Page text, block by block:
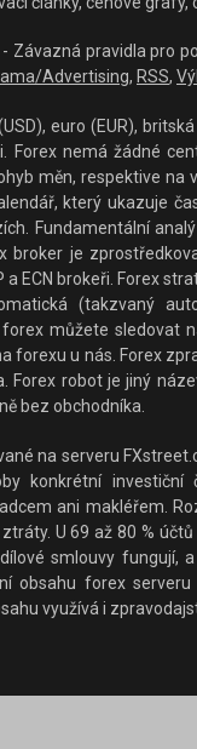
- Závazná pravidla pro
Advertising, RSS,
euro (EUR),
Forex nemá žádné
měn, respektive
který ukazuje
Fundamentální
broker je
ECN brokeři. Forex
(takzvaný
můžete sledovat
forexu u nás. Forex
Forex robot je jiný
bez obchodníka.
na serveru
konkrétní investiční
ani makléřem.
U 69 až 80 %
smlouvy fungují,
obsahu forex
využívá i